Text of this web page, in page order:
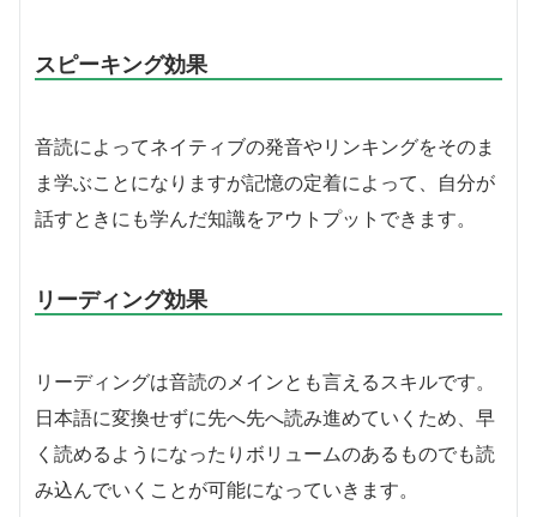
スピーキング効果
音読によってネイティブの発音やリンキングをそのま
ま学ぶことになりますが記憶の定着によって、自分が
話すときにも学んだ知識をアウトプットできます。
リーディング効果
リーディングは音読のメインとも言えるスキルです。
日本語に変換せずに先へ先へ読み進めていくため、早
く読めるようになったりボリュームのあるものでも読
み込んでいくことが可能になっていきます。